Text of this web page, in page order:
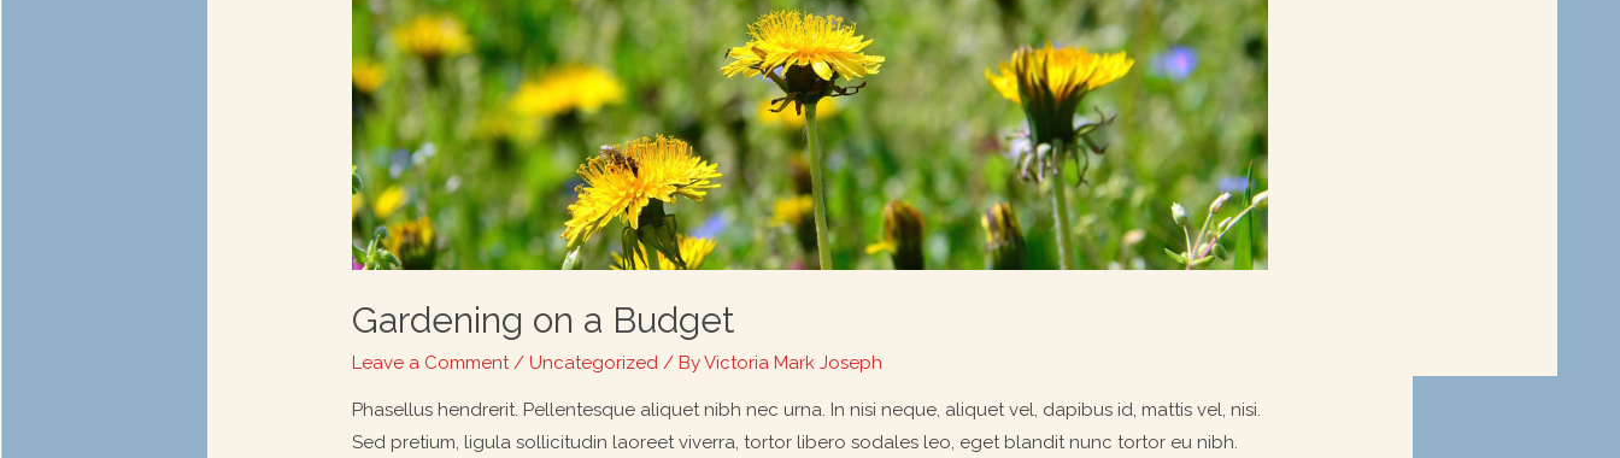
Gardening on a Budget
Leave a Comment / Uncategorized / ByVictoria Mark Joseph
Phasellus hendrerit. Pellentesque aliquet nibh nec urna. In nisi neque, aliquet vel, dapibus id, mattis vel, nisi.
Sed pretium, ligula sollicitudin laoreet viverra, tortor libero sodales leo, eget blandit nunc tortor eu nibh.